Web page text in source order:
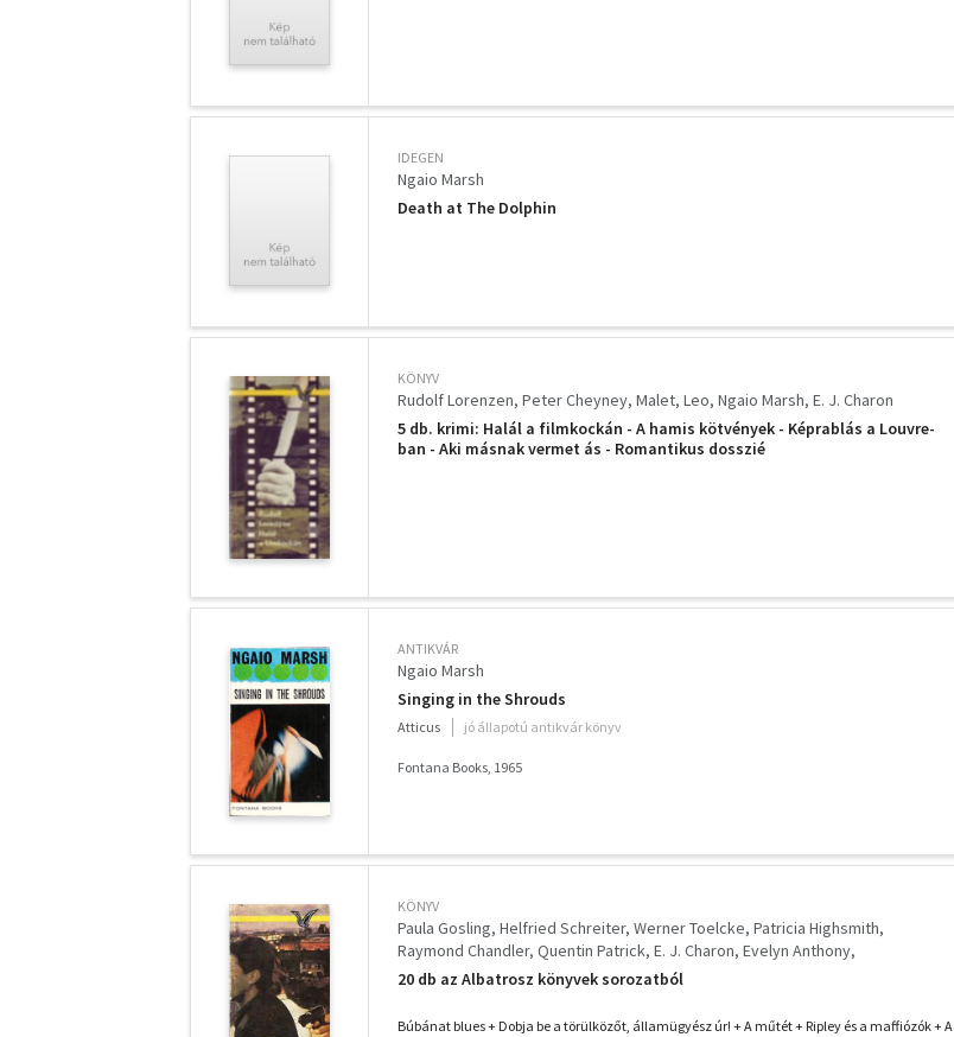
IDEGEN
Ngaio Marsh
Death at The Dolphin
KÖNYV
Rudolf Lorenzen Peter Cheyney Malet, Leo Ngaio Marsh E. J. Charon
5 db. krimi: Halál a filmkockán - A hamis kötvények - Képrablás a Louvre-
ban - Aki másnak vermet ás - Romantikus dosszié
ANTIKVÁR
Ngaio Marsh
Singing in the Shrouds
Atticus jó állapotú antikvár könyv
Fontana Books, 1965
KÖNYV
Paula Gosling Helfried Schreiter Werner Toelcke Patricia Highsmith
Raymond Chandler Quentin Patrick E. J. Charon Evelyn Anthony
Peter Benchley Hugh Pentecost Charles Exbrayat
J. Edigey
Christian Charriere
Jenny Berthelius
20 db az Albatrosz könyvek sorozatból
Búbánat blues + Dobja be a törülközőt, államügyész úr! + A műtét + Ripley és a maffiózók + A